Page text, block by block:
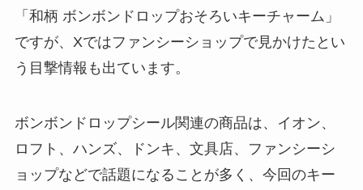
「和柄 ボンボンドロップおそろいキーチャーム」
ですが、Xではファンシーショップで見かけたとい
う目撃情報も出ています。
ボンボンドロップシール関連の商品は、イオン、
ロフト、ハンズ、ドンキ、文具店、ファンシーシ
ョップなどで話題になることが多く、今回のキー